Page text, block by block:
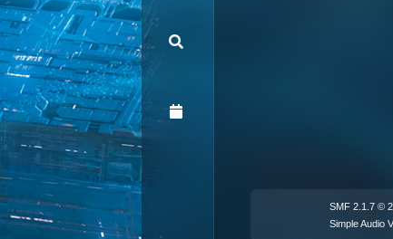
SMF 2.1.7 ©
Simple Audio